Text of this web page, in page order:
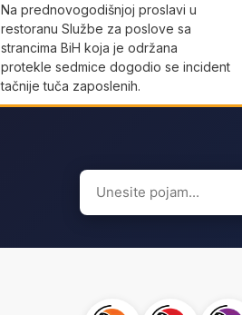
Na prednovogodišnjoj proslavi u
restoranu Službe za poslove sa
strancima BiH koja je održana
protekle sedmice dogodio se incident
tačnije tuča zaposlenih.
Search
for: